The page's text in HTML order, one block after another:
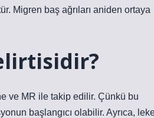
Migren baş ağrıları aniden ortaya
ve MR ile takip edilir. Çünkü bu
başlangıcı olabilir. Ayrıca,